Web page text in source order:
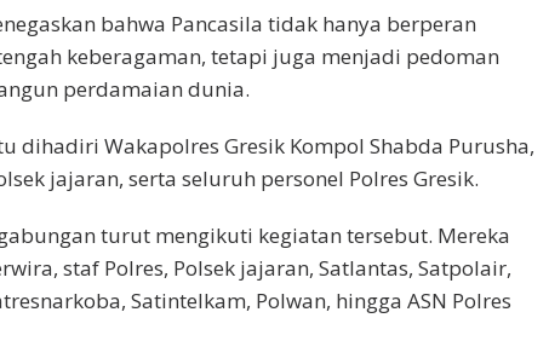
bahwa Pancasila tidak hanya berperan
keberagaman, tetapi juga menjadi pedoman
perdamaian dunia.
dihadiri Wakapolres Gresik Kompol Shabda Purusha,
jajaran, serta seluruh personel Polres Gresik.
turut mengikuti kegiatan tersebut. Mereka
staf Polres, Polsek jajaran, Satlantas, Satpolair,
Satintelkam, Polwan, hingga ASN Polres